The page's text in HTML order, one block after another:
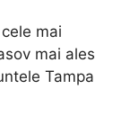
mai
mai ales
Tampa